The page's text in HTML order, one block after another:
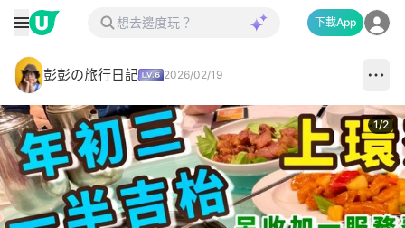
下載App
彭彭の旅行日記 2026/02/19
1/2